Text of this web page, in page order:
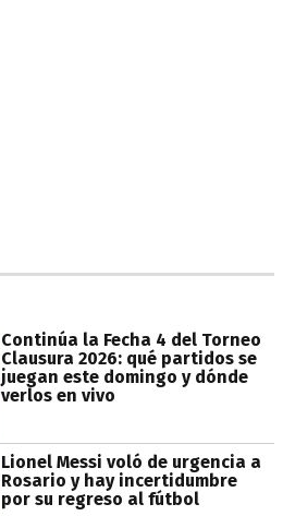
Continúa la Fecha 4 del Torneo
Clausura 2026: qué partidos se
juegan este domingo y dónde
verlos en vivo
Lionel Messi voló de urgencia a
Rosario y hay incertidumbre
por su regreso al fútbol